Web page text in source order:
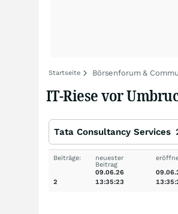
Startseite Börsenforum &
IT-Riese vor
Tata Consultancy Services
Beiträge:
2
neuester
Beitrag
09.06.26
13:35:23